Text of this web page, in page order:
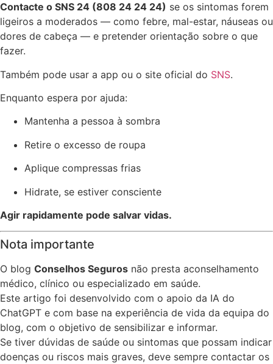
Contacte o SNS 24 (808 24 24 24) se os sintomas forem
ligeiros a moderados — como febre, mal-estar, náuseas ou
dores de cabeça — e pretender orientação sobre o que
fazer.
Também pode usar a app ou o site oficial do SNS.
Enquanto espera por ajuda:
Mantenha a pessoa à sombra
Retire o excesso de roupa
Aplique compressas frias
Hidrate, se estiver consciente
Agir rapidamente pode salvar vidas.
Nota importante
O blog Conselhos Seguros não presta aconselhamento
médico, clínico ou especializado em saúde.
Este artigo foi desenvolvido com o apoio da IA do
ChatGPT e com base na experiência de vida da equipa do
blog, com o objetivo de sensibilizar e informar.
Se tiver dúvidas de saúde ou sintomas que possam indicar
doenças ou riscos mais graves, deve sempre contactar os